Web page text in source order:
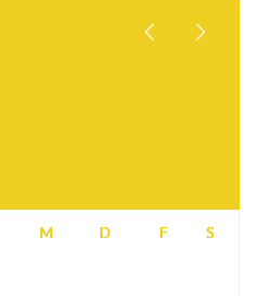
M D F S